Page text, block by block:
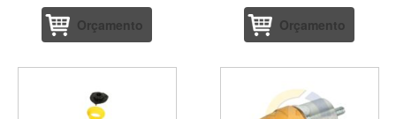
Orçamento
Orçamento